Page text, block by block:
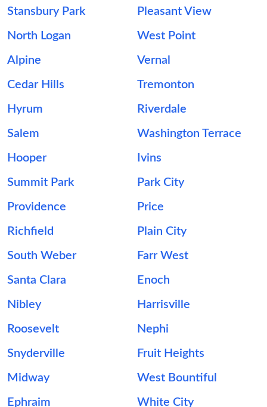
Stansbury Park Pleasant View
North Logan West Point
Alpine Vernal
Cedar Hills Tremonton
Hyrum Riverdale
Salem Washington Terrace
Hooper Ivins
Summit Park Park City
Providence Price
Richfield Plain City
South Weber Farr West
Santa Clara Enoch
Nibley Harrisville
Roosevelt Nephi
Snyderville Fruit Heights
Midway West Bountiful
Ephraim White City